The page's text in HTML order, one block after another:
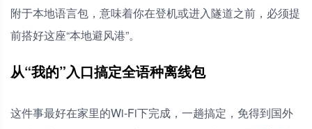
附于本地语言包，意味着你在登机或进入隧道之前，必须提
前搭好这座“本地避风港”。
从“我的”入口搞定全语种离线包
这件事最好在家里的Wi-Fi下完成，一趟搞定，免得到国外